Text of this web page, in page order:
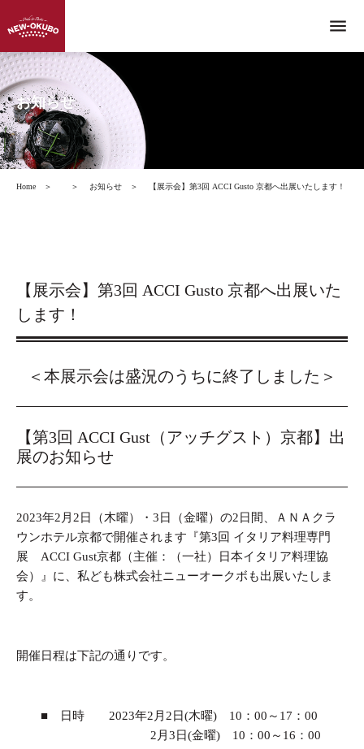
menu
お知らせ
Home ＞ ＞ お知らせ ＞ 【展示会】第3回 ACCI Gusto 京都へ出展いたします！
【展示会】第3回 ACCI Gusto 京都へ出展いた
します！
＜本展示会は盛況のうちに終了しました＞
【第3回 ACCI Gust（アッチグスト）京都】出
展のお知らせ
2023年2月2日（木曜）・3日（金曜）の2日間、ＡＮＡクラ
ウンホテル京都で開催されます『第3回 イタリア料理専門
展 ACCI Gust京都（主催：（一社）日本イタリア料理協
会）』に、私ども株式会社ニューオークボも出展いたしま
す。
開催日程は下記の通りです。
■ 日時 2023年2月2日(木曜) 10：00～17：00
2月3日(金曜) 10：00～16：00